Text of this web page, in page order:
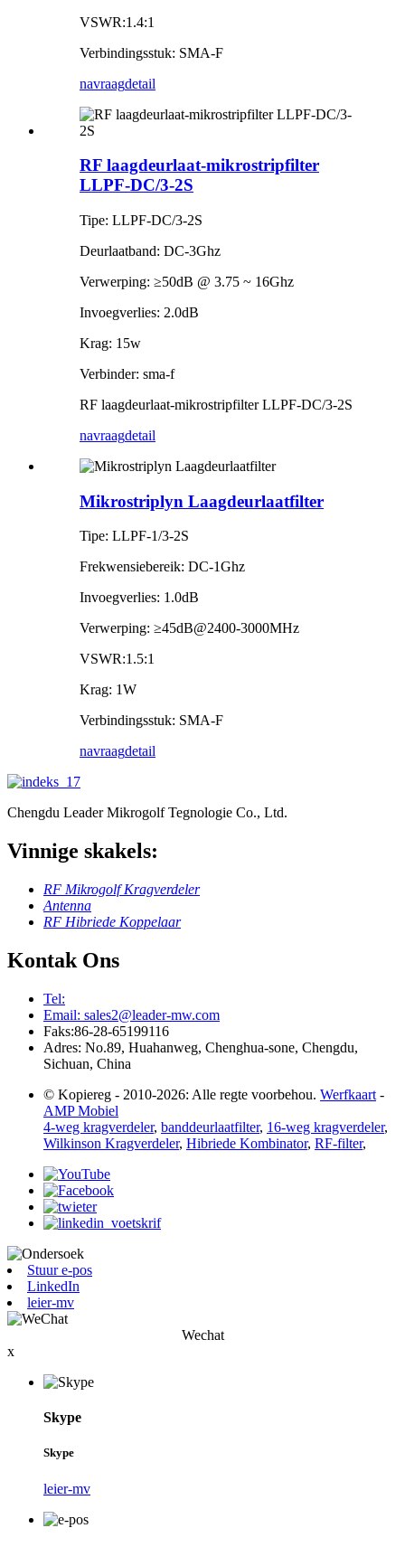
VSWR:1.4:1
Verbindingsstuk: SMA-F
navraagdetail
RF laagdeurlaat-mikrostripfilter
LLPF-DC/3-2S
Tipe: LLPF-DC/3-2S
Deurlaatband: DC-3Ghz
Verwerping: ≥50dB @ 3.75 ~ 16Ghz
Invoegverlies: 2.0dB
Krag: 15w
Verbinder: sma-f
RF laagdeurlaat-mikrostripfilter LLPF-DC/3-2S
navraagdetail
Mikrostriplyn Laagdeurlaatfilter
Tipe: LLPF-1/3-2S
Frekwensiebereik: DC-1Ghz
Invoegverlies: 1.0dB
Verwerping: ≥45dB@2400-3000MHz
VSWR:1.5:1
Krag: 1W
Verbindingsstuk: SMA-F
navraagdetail
Chengdu Leader Mikrogolf Tegnologie Co., Ltd.
Vinnige skakels:
RF Mikrogolf Kragverdeler
Antenna
RF Hibriede Koppelaar
Kontak Ons
Tel:
Email: sales2@leader-mw.com
Faks:86-28-65199116
Adres: No.89, Huahanweg, Chenghua-sone, Chengdu,
Sichuan, China
© Kopiereg - 2010-2026: Alle regte voorbehou. Werfkaart -
AMP Mobiel
4-weg kragverdeler, banddeurlaatfilter, 16-weg kragverdeler,
Wilkinson Kragverdeler, Hibriede Kombinator, RF-filter,
Stuur e-pos
LinkedIn
leier-mv
Wechat
x
Skype
Skype
leier-mv